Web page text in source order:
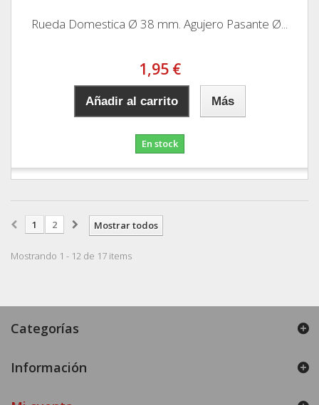
Rueda Domestica Ø 38 mm. Agujero Pasante Ø...
1,95 €
Añadir al carrito Más
En stock
Mostrar todos
1 2
Mostrando 1 - 12 de 17 items
Categorías
Información